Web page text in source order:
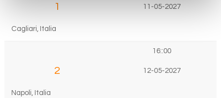
1 11-05-2027
Cagliari, Italia
16::00
2 12-05-2027
Napoli, Italia